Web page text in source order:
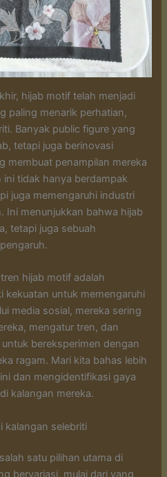
hijab motif telah menjadi
paling menarik perhatian,
Banyak public figure yang
tetapi juga berinovasi
membuat penampilan mereka
ini tidak hanya berdampak
juga memengaruhi industri
Ini menunjukkan bahwa hijab
tetapi juga sebuah
hijab motif adalah
kekuatan untuk memengaruhi
media sosial, mereka sering
mengatur tren, dan
bereksperimen dengan
ragam. Mari kita bahas lebih
dan mengidentifikasi gaya
kalangan mereka.
kalangan selebriti
satu pilihan utama di